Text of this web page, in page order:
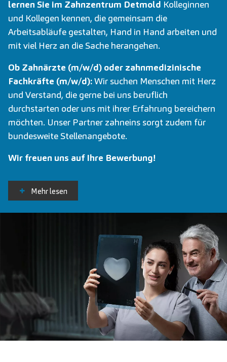
lernen Sie im Zahnzentrum Detmold Kolleginnen
und Kollegen kennen, die gemeinsam die
Arbeitsabläufe gestalten, Hand in Hand arbeiten und
mit viel Herz an die Sache herangehen.
Ob Zahnärzte (m/w/d) oder zahnmedizinische
Fachkräfte (m/w/d):Wir suchen Menschen mit Herz
und Verstand, die gerne bei uns beruflich
durchstarten oder uns mit ihrer Erfahrung bereichern
möchten. Unser Partner zahneins sorgt zudem für
bundesweite Stellenangebote.
Wir freuen uns auf Ihre Bewerbung!
Mehr lesen